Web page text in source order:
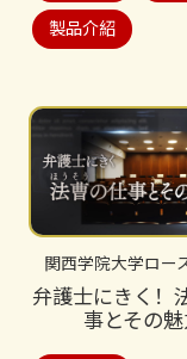
製品介紹
関西学院大学ロー
弁護士にきく！
事とその